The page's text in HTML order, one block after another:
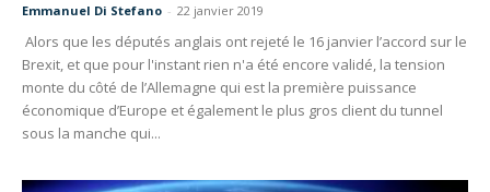
Emmanuel Di Stefano - 22 janvier 2019
Alors que les députés anglais ont rejeté le 16 janvier l’accord sur le
Brexit, et que pour l'instant rien n'a été encore validé, la tension
monte du côté de l’Allemagne qui est la première puissance
économique d’Europe et également le plus gros client du tunnel
sous la manche qui...